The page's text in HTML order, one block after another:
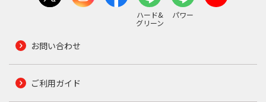
ハード&
グリーン
パワー
お問い合わせ
ご利用ガイド